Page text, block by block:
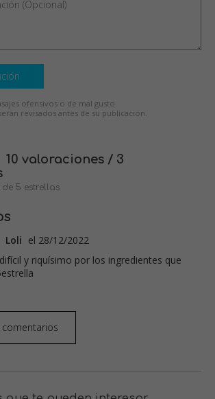
ofensivos o de mal gusto.
revisados antes de su publicación.
10 valoraciones / 3
5 estrellas
Loli el 28/12/2022
y riquísimo por los ingredientes que